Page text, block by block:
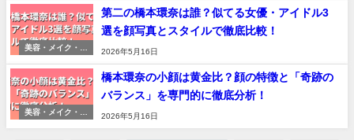
美容・メイク・印
第二の橋本環奈は誰？似てる女優・アイドル3
選を顔写真とスタイルで徹底比較！
2026年5月16日
美容・メイク・印
橋本環奈の小顔は黄金比？顔の特徴と「奇跡の
バランス」を専門的に徹底分析！
2026年5月16日